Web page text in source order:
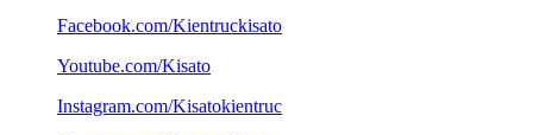
Facebook.com/Kientruckisato
Youtube.com/Kisato
Instagram.com/Kisatokientruc